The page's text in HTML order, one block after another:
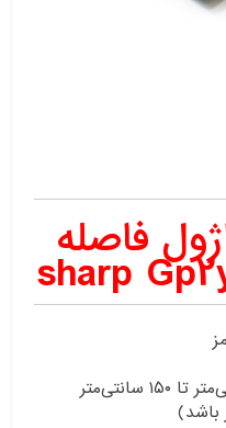
فاصله
رنج اندازه‌گیری: از حدود ۲۰ سانتی‌متر تا ۱۵۰ سانتی‌متر
باشد)